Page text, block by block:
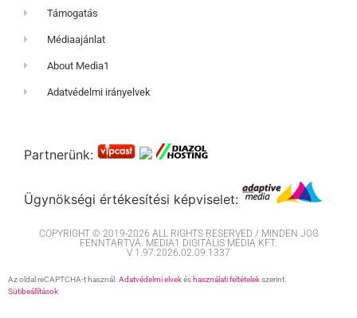
Támogatás
Médiaajánlat
About Media1
Adatvédelmi irányelvek
Partnerünk:
Ügynökségi értékesítési képviselet:
COPYRIGHT © 2019-2026 ALL RIGHTS RESERVED / MINDEN JOG
FENNTARTVA. MEDIA1 DIGITÁLIS MÉDIA KFT.
V 1.97.2026.02.09.1337
Az oldal reCAPTCHA-t használ. Adatvédelmi elvekés használati feltételekszerint.
Sütibeállítások